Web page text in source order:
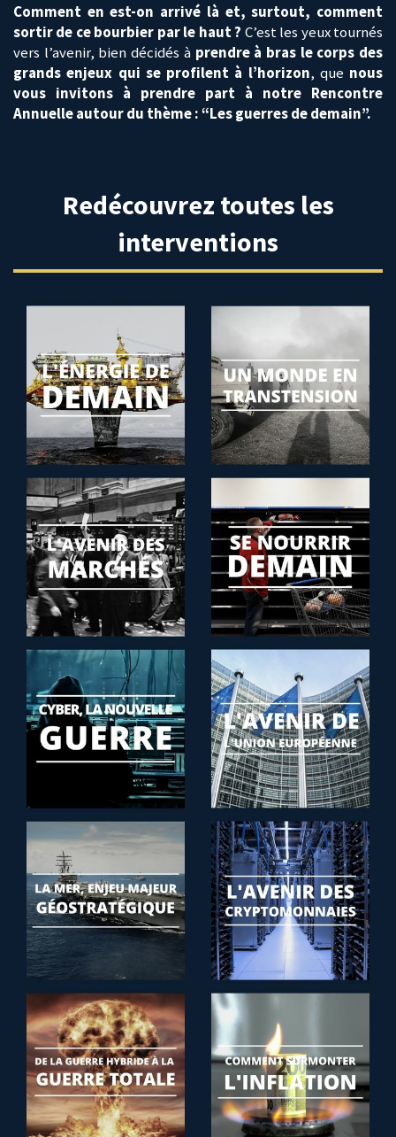
Comment en est-on arrivé là et, surtout, comment
sortir de ce bourbier par le haut ? C’est les yeux tournés
vers l’avenir, bien décidés à prendre à bras le corps des
grands enjeux qui se profilent à l’horizon, que nous
vous invitons à prendre part à notre Rencontre
Annuelle autour du thème : “Les guerres de demain”.
Redécouvrez toutes les
interventions